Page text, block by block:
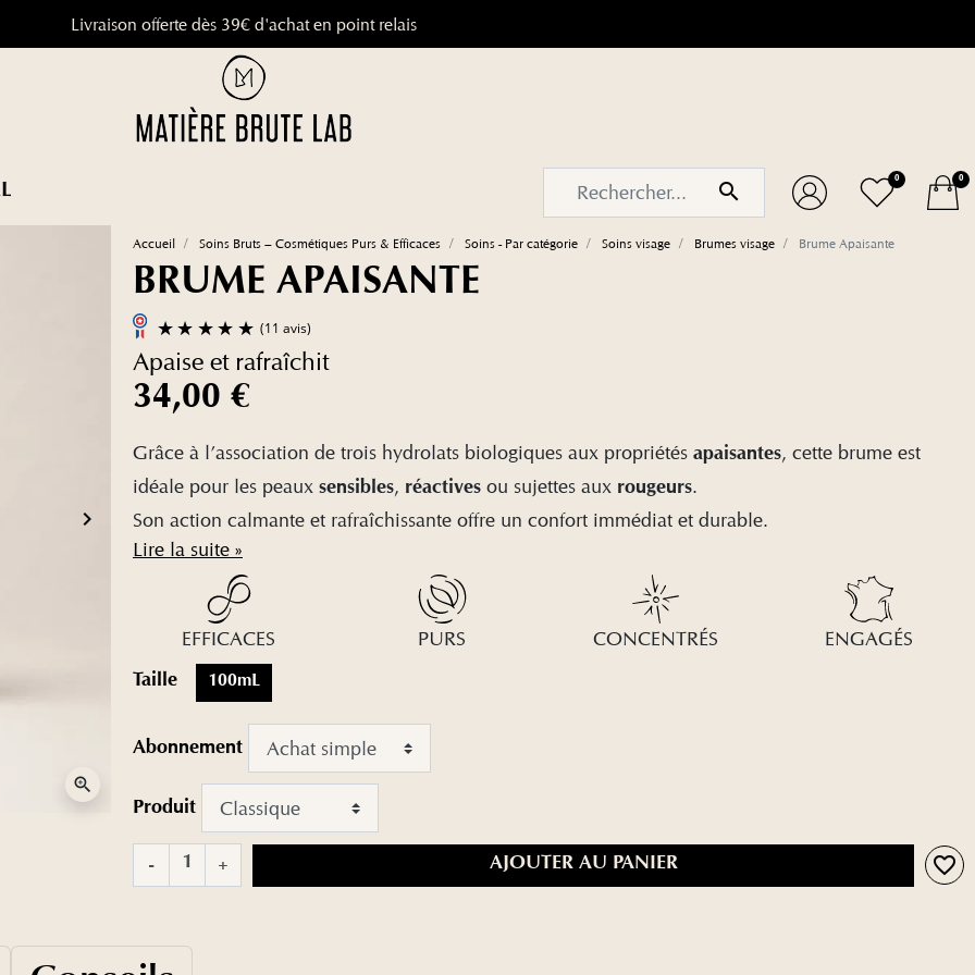
9.8/10
Livraison offerte dès 39€ d'achat en point relais
search 0 0
Suivant
keyboard_arrow_right
zoom_in
Accueil Soins Bruts – Cosmétiques Purs & Efficaces Soins - Par catégorie Soins visage Brumes visage Brume Apaisante
BRUME APAISANTE
Apaise et rafraîchit
34,00 €
Grâce à l’association de trois hydrolats biologiques aux propriétés apaisantes, cette brume est
idéale pour les peaux sensibles, réactives ou sujettes aux rougeurs.
Son action calmante et rafraîchissante offre un confort immédiat et durable.
Lire la suite »
EFFICACES PURS CONCENTRÉS ENGAGÉS
Taille 100mL
Abonnement
Produit
- + AJOUTER AU PANIER favorite_border